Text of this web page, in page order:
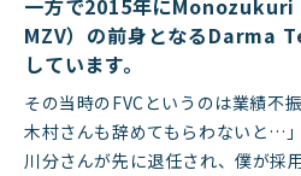
一方で2015年にMonozukuri
MZV）の前身となるDarma
しています。
その当時のFVCというのは業績不
木村さんも辞めてもらわないと…
川分さんが先に退任され、僕が採